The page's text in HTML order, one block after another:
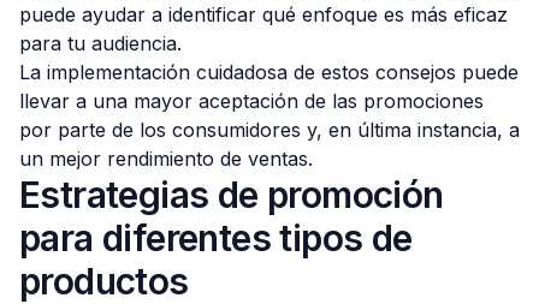
puede ayudar a identificar qué enfoque es más eficaz
para tu audiencia.
La implementación cuidadosa de estos consejos puede
llevar a una mayor aceptación de las promociones
por parte de los consumidores y, en última instancia, a
un mejor rendimiento de ventas.
Estrategias de promoción
para diferentes tipos de
productos